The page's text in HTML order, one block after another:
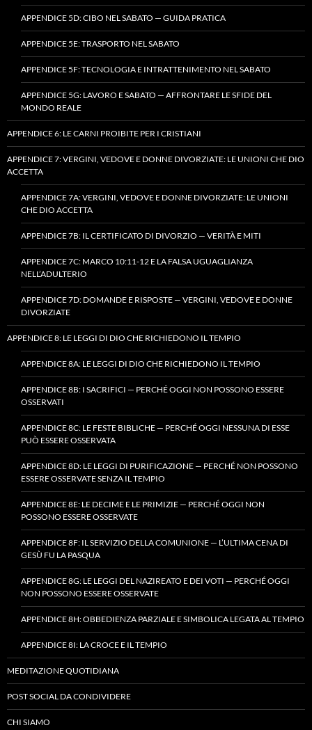
APPENDICE 5D: CIBO NEL SABATO — GUIDA PRATICA
APPENDICE 5E: TRASPORTO NEL SABATO
APPENDICE 5F: TECNOLOGIA E INTRATTENIMENTO NEL SABATO
APPENDICE 5G: LAVORO E SABATO — AFFRONTARE LE SFIDE DEL
MONDO REALE
APPENDICE 6: LE CARNI PROIBITE PER I CRISTIANI
APPENDICE 7: VERGINI, VEDOVE E DONNE DIVORZIATE: LE UNIONI CHE DIO
ACCETTA
APPENDICE 7A: VERGINI, VEDOVE E DONNE DIVORZIATE: LE UNIONI
CHE DIO ACCETTA
APPENDICE 7B: IL CERTIFICATO DI DIVORZIO — VERITÀ E MITI
APPENDICE 7C: MARCO 10:11-12 E LA FALSA UGUAGLIANZA
NELL’ADULTERIO
APPENDICE 7D: DOMANDE E RISPOSTE — VERGINI, VEDOVE E DONNE
DIVORZIATE
APPENDICE 8: LE LEGGI DI DIO CHE RICHIEDONO IL TEMPIO
APPENDICE 8A: LE LEGGI DI DIO CHE RICHIEDONO IL TEMPIO
APPENDICE 8B: I SACRIFICI — PERCHÉ OGGI NON POSSONO ESSERE
OSSERVATI
APPENDICE 8C: LE FESTE BIBLICHE — PERCHÉ OGGI NESSUNA DI ESSE
PUÒ ESSERE OSSERVATA
APPENDICE 8D: LE LEGGI DI PURIFICAZIONE — PERCHÉ NON POSSONO
ESSERE OSSERVATE SENZA IL TEMPIO
APPENDICE 8E: LE DECIME E LE PRIMIZIE — PERCHÉ OGGI NON
POSSONO ESSERE OSSERVATE
APPENDICE 8F: IL SERVIZIO DELLA COMUNIONE — L’ULTIMA CENA DI
GESÙ FU LA PASQUA
APPENDICE 8G: LE LEGGI DEL NAZIREATO E DEI VOTI — PERCHÉ OGGI
NON POSSONO ESSERE OSSERVATE
APPENDICE 8H: OBBEDIENZA PARZIALE E SIMBOLICA LEGATA AL TEMPIO
APPENDICE 8I: LA CROCE E IL TEMPIO
MEDITAZIONE QUOTIDIANA
POST SOCIAL DA CONDIVIDERE
CHI SIAMO